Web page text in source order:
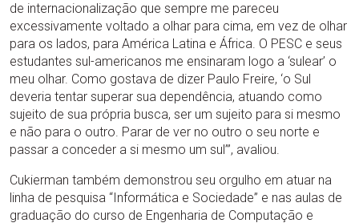
de internacionalização que sempre me pareceu
excessivamente voltado a olhar para cima, em vez de olhar
para os lados, para América Latina e África. O PESC e seus
estudantes sul-americanos me ensinaram logo a ‘sulear’ o
meu olhar. Como gostava de dizer Paulo Freire, ‘o Sul
deveria tentar superar sua dependência, atuando como
sujeito de sua própria busca, ser um sujeito para si mesmo
e não para o outro. Parar de ver no outro o seu norte e
passar a conceder a si mesmo um sul’”, avaliou.
Cukierman também demonstrou seu orgulho em atuar na
linha de pesquisa “Informática e Sociedade” e nas aulas de
graduação do curso de Engenharia de Computação e